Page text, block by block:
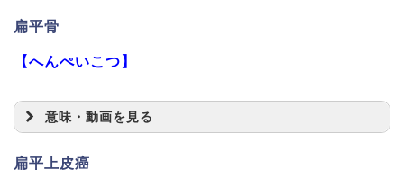
扁平骨
【へんぺいこつ】
意味・動画を見る
扁平上皮癌